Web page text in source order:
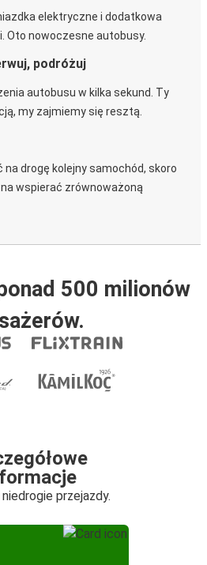
elektryczne i dodatkowa
Oto nowoczesne autobusy.
podróżuj
autobusu w kilka sekund. Ty
my zajmiemy się resztą.
na drogę kolejny samochód, skoro
wspierać zrównoważoną
500 milionów
przejazdy.